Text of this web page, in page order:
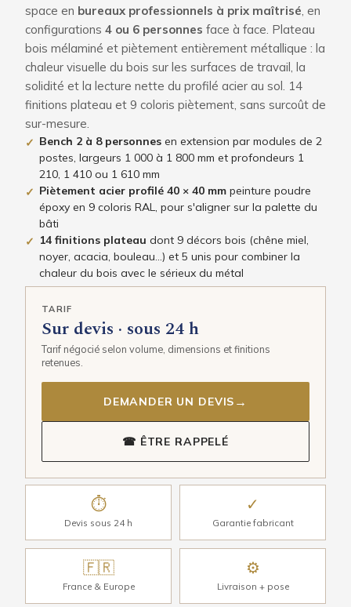
space en bureaux professionnels à prix maîtrisé, en
configurations 4 ou 6 personnes face à face. Plateau
bois mélaminé et piètement entièrement métallique : la
chaleur visuelle du bois sur les surfaces de travail, la
solidité et la lecture nette du profilé acier au sol. 14
finitions plateau et 9 coloris piètement, sans surcoût de
sur-mesure.
✓ Bench 2 à 8 personnes en extension par modules de 2
postes, largeurs 1 000 à 1 800 mm et profondeurs 1
210, 1 410 ou 1 610 mm
✓ Piètement acier profilé 40 × 40 mm peinture poudre
époxy en 9 coloris RAL, pour s'aligner sur la palette du
bâti
✓ 14 finitions plateau dont 9 décors bois (chêne miel,
noyer, acacia, bouleau…) et 5 unis pour combiner la
chaleur du bois avec le sérieux du métal
TARIF
Sur devis · sous 24 h
Tarif négocié selon volume, dimensions et finitions
retenues.
DEMANDER UN DEVIS →
☎ ÊTRE RAPPELÉ
⏱
Devis sous 24 h
✓
Garantie fabricant
🇫🇷
France & Europe
⚙
Livraison + pose